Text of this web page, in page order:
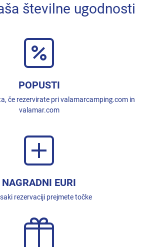
številne ugodnosti
POPUSTI
če rezervirate pri valamarcamping.com in
valamar.com
NAGRADNI EURI
rezervaciji prejmete točke